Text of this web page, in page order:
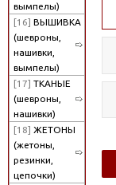
вымпелы)
[16] ВЫШИВКА
(шевроны,
нашивки,
вымпелы)
[17] ТКАНЫЕ
(шевроны,
нашивки)
[18] ЖЕТОНЫ
(жетоны,
резинки,
цепочки)